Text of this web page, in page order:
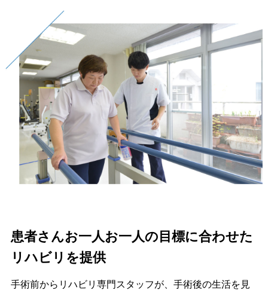
患者さんお一人お一人の目標に合わせた
リハビリを提供
手術前からリハビリ専門スタッフが、手術後の生活を見